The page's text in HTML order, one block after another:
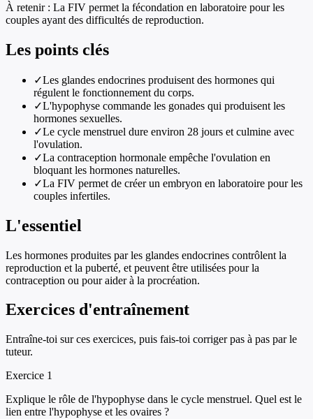
À retenir : La FIV permet la fécondation en laboratoire pour les
couples ayant des difficultés de reproduction.
Les points clés
✓Les glandes endocrines produisent des hormones qui
régulent le fonctionnement du corps.
✓L'hypophyse commande les gonades qui produisent les
hormones sexuelles.
✓Le cycle menstruel dure environ 28 jours et culmine avec
l'ovulation.
✓La contraception hormonale empêche l'ovulation en
bloquant les hormones naturelles.
✓La FIV permet de créer un embryon en laboratoire pour les
couples infertiles.
L'essentiel
Les hormones produites par les glandes endocrines contrôlent la
reproduction et la puberté, et peuvent être utilisées pour la
contraception ou pour aider à la procréation.
Exercices d'entraînement
Entraîne-toi sur ces exercices, puis fais-toi corriger pas à pas par le
tuteur.
Exercice 1
Explique le rôle de l'hypophyse dans le cycle menstruel. Quel est le
lien entre l'hypophyse et les ovaires ?